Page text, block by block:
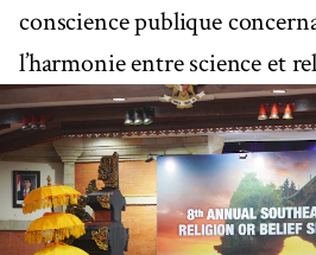
conscience publique
l’harmonie entre science et